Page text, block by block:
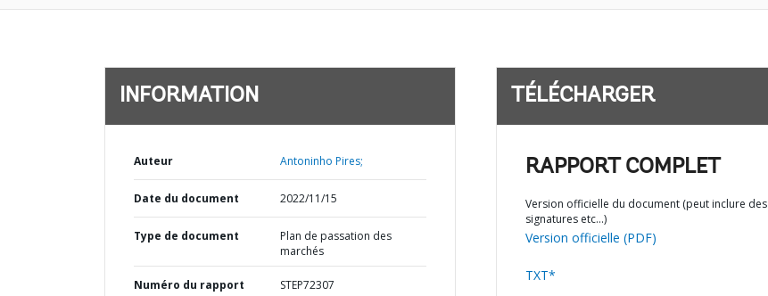
INFORMATION
Auteur Antoninho Pires;
Date du document 2022/11/15
Type de document
Plan de passation des
marchés
Numéro du rapport STEP72307
TÉLÉCHARGER
RAPPORT COMPLET
Version officielle du document (peut inclure des
signatures etc…)
Version officielle (PDF)
TXT*